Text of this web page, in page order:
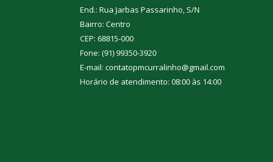
End.: Rua Jarbas Passarinho, S/N
Bairro: Centro
CEP: 68815-000
Fone: (91) 99350-3920
E-mail: contatopmcurralinho@gmail.com
Horário de atendimento: 08:00 às 14:00